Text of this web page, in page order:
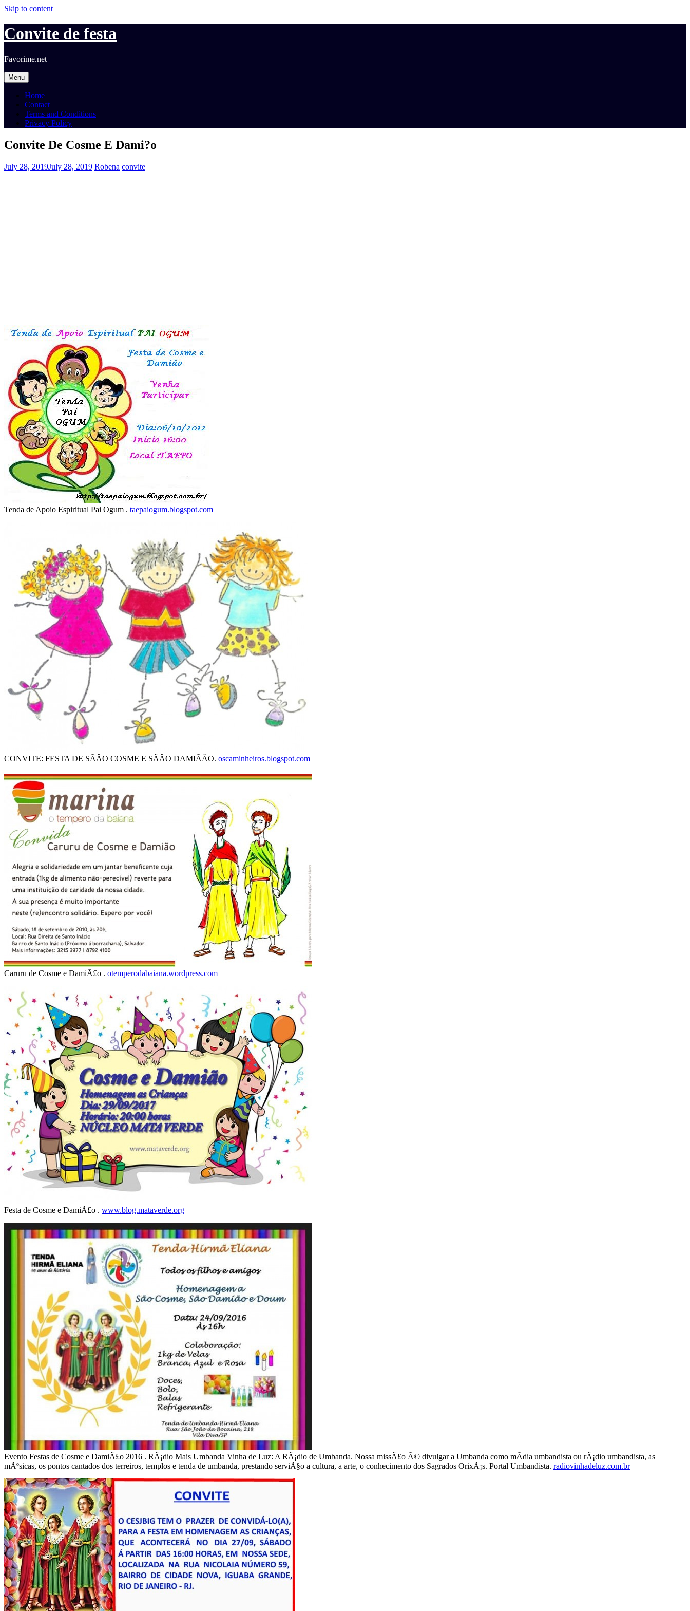
Skip to content
Convite de festa
Favorime.net
Menu
Home
Contact
Terms and Conditions
Privacy Policy
Convite De Cosme E Dami?o
July 28, 2019July 28, 2019 Robena convite
Tenda de Apoio Espiritual Pai Ogum . taepaiogum.blogspot.com
CONVITE: FESTA DE SÃÂO COSME E SÃÂO DAMIÃÂO. oscaminheiros.blogspot.com
Caruru de Cosme e DamiÃ£o . otemperodabaiana.wordpress.com
Festa de Cosme e DamiÃ£o . www.blog.mataverde.org
Evento Festas de Cosme e DamiÃ£o 2016 . RÃ¡dio Mais Umbanda Vinha de Luz: A RÃ¡dio de Umbanda. Nossa missÃ£o Ã© divulgar a Umbanda como mÃ­dia umbandista ou rÃ¡dio umbandista, as
mÃºsicas, os pontos cantados dos terreiros, templos e tenda de umbanda, prestando serviÃ§o a cultura, a arte, o conhecimento dos Sagrados OrixÃ¡s. Portal Umbandista. radiovinhadeluz.com.br